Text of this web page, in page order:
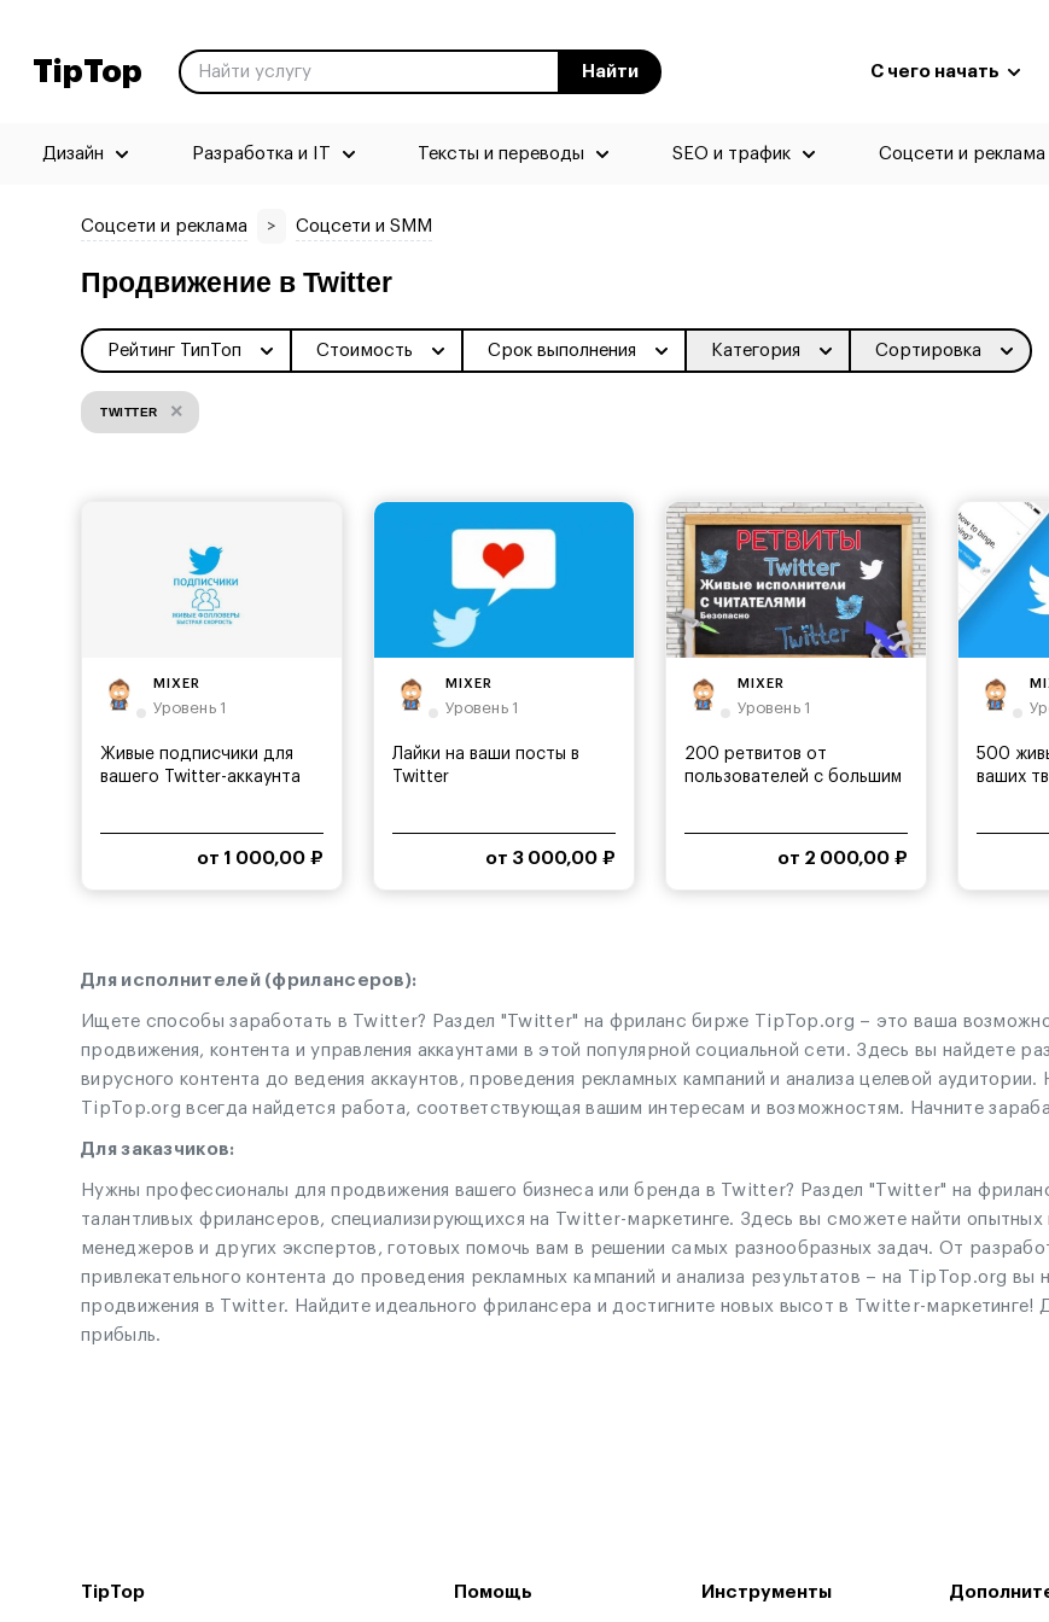
TipTop Найти С чего начать
Дизайн Разработка и IT Тексты и переводы SEO и трафик Соцсети и реклама
Соцсети и реклама > Соцсети и SMM
Продвижение в Twitter
Рейтинг ТипТоп Стоимость Срок выполнения Категория Сортировка
TWITTER ×
MIXER
Уровень 1
Живые подписчики для
вашего Twitter-аккаунта
от 1 000,00 ₽
MIXER
Уровень 1
Лайки на ваши посты в
Twitter
от 3 000,00 ₽
MIXER
Уровень 1
200 ретвитов от
пользователей с большим
от 2 000,00 ₽
500
ваших
Для исполнителей (фрилансеров):
Ищете способы заработать в Twitter? Раздел "Twitter" на фриланс бирже TipTop.org – это ваша
продвижения, контента и управления аккаунтами в этой популярной социальной сети. Здесь вы найдете
вирусного контента до ведения аккаунтов, проведения рекламных кампаний и анализа целевой
TipTop.org всегда найдется работа, соответствующая вашим интересам и возможностям. Начните
Для заказчиков:
Нужны профессионалы для продвижения вашего бизнеса или бренда в Twitter? Раздел "Twitter" на
талантливых фрилансеров, специализирующихся на Twitter-маркетинге. Здесь вы сможете найти опытных
менеджеров и других экспертов, готовых помочь вам в решении самых разнообразных задач. От
привлекательного контента до проведения рекламных кампаний и анализа результатов – на TipTop.org
продвижения в Twitter. Найдите идеального фрилансера и достигните новых высот в Twitter-маркетинге!
прибыль.
TipTop Помощь Инструменты